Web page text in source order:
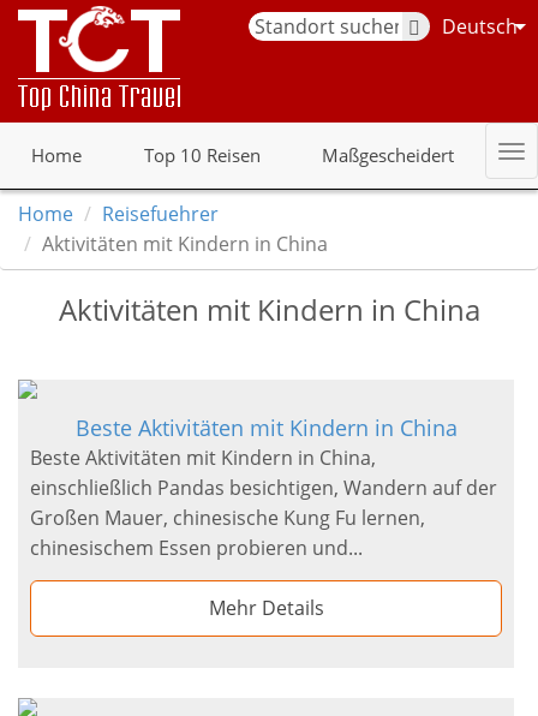
Deutsch
Home Top 10 Reisen Maßgescheidert
Home
Reisefuehrer
Aktivitäten mit Kindern in China
Aktivitäten mit Kindern in China
Beste Aktivitäten mit Kindern in China
Beste Aktivitäten mit Kindern in China,
einschließlich Pandas besichtigen, Wandern auf der
Großen Mauer, chinesische Kung Fu lernen,
chinesischem Essen probieren und...
Mehr Details